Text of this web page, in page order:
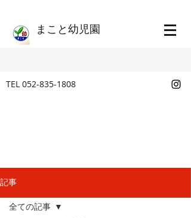
​まこと幼児園
TEL 052-835-1808
記事
全ての記事